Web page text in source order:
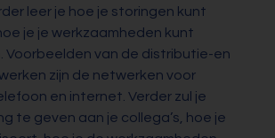
leer je hoe je storingen kunt
je je werkzaamheden kunt
Voorbeelden van de distributie-en
zijn de netwerken voor
en internet. Verder zul je
te geven aan je collega’s, hoe je